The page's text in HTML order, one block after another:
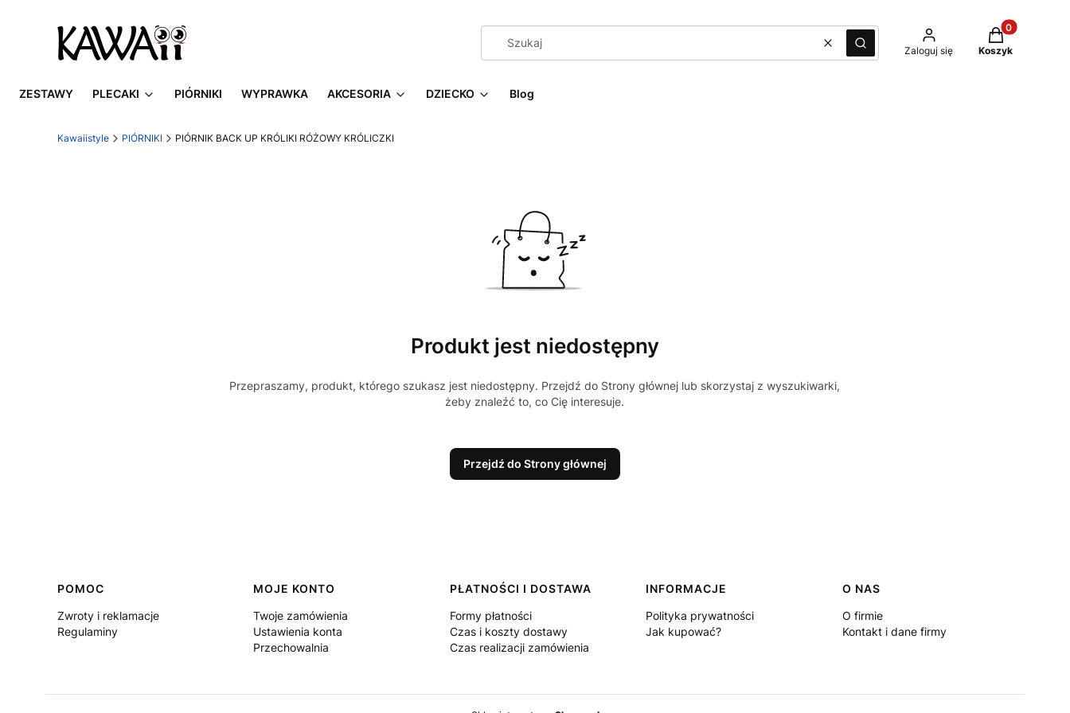
WyczyśćSzukaj Zaloguj się
Produkty w
Koszyk
ZESTAWY PLECAKI PIÓRNIKI WYPRAWKA AKCESORIA DZIECKO Blog
Kawaiistyle PIÓRNIKI PIÓRNIK BACK UP KRÓLIKI RÓŻOWY KRÓLICZKI
Produkt jest niedostępny
Przepraszamy, produkt, którego szukasz jest niedostępny. Przejdź do Strony głównej lub skorzystaj z wyszukiwarki,
żeby znaleźć to, co Cię interesuje.
Przejdź do Strony głównej
Linki w stopce
POMOC
Zwroty i reklamacje
Regulaminy
MOJE KONTO
Twoje zamówienia
Ustawienia konta
Przechowalnia
PŁATNOŚCI I DOSTAWA
Formy płatności
Czas i koszty dostawy
Czas realizacji zamówienia
INFORMACJE
Polityka prywatności
Jak kupować?
O NAS
O firmie
Kontakt i dane firmy